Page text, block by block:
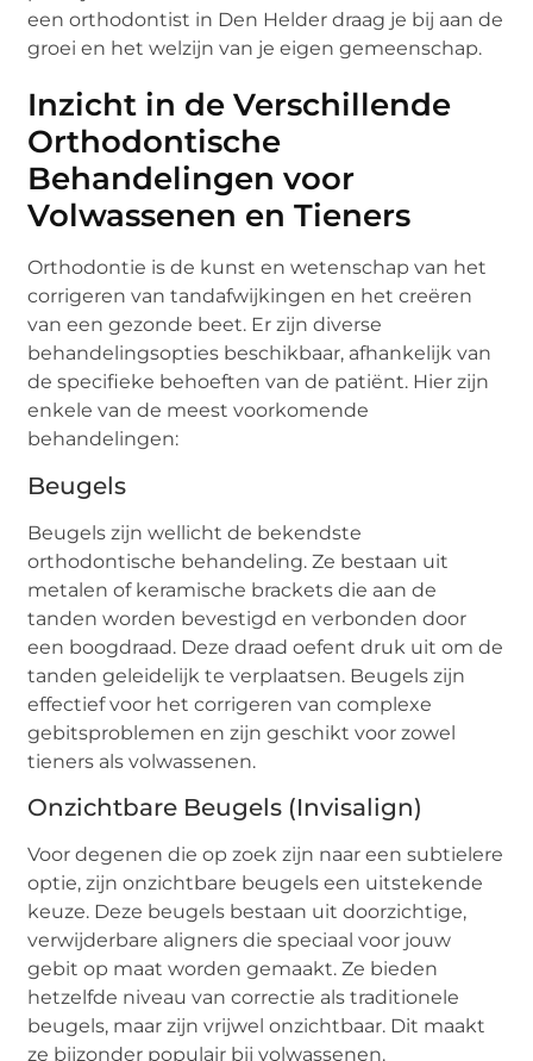
een orthodontist in Den Helder draag je bij aan de
groei en het welzijn van je eigen gemeenschap.
Inzicht in de Verschillende
Orthodontische
Behandelingen voor
Volwassenen en Tieners
Orthodontie is de kunst en wetenschap van het
corrigeren van tandafwijkingen en het creëren
van een gezonde beet. Er zijn diverse
behandelingsopties beschikbaar, afhankelijk van
de specifieke behoeften van de patiënt. Hier zijn
enkele van de meest voorkomende
behandelingen:
Beugels
Beugels zijn wellicht de bekendste
orthodontische behandeling. Ze bestaan uit
metalen of keramische brackets die aan de
tanden worden bevestigd en verbonden door
een boogdraad. Deze draad oefent druk uit om de
tanden geleidelijk te verplaatsen. Beugels zijn
effectief voor het corrigeren van complexe
gebitsproblemen en zijn geschikt voor zowel
tieners als volwassenen.
Onzichtbare Beugels (Invisalign)
Voor degenen die op zoek zijn naar een subtielere
optie, zijn onzichtbare beugels een uitstekende
keuze. Deze beugels bestaan uit doorzichtige,
verwijderbare aligners die speciaal voor jouw
gebit op maat worden gemaakt. Ze bieden
hetzelfde niveau van correctie als traditionele
beugels, maar zijn vrijwel onzichtbaar. Dit maakt
ze bijzonder populair bij volwassenen.